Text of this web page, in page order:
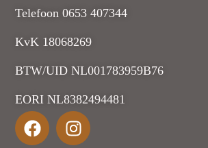
Telefoon 0653 407344
KvK 18068269
BTW/UID NL001783959B76
EORI NL8382494481